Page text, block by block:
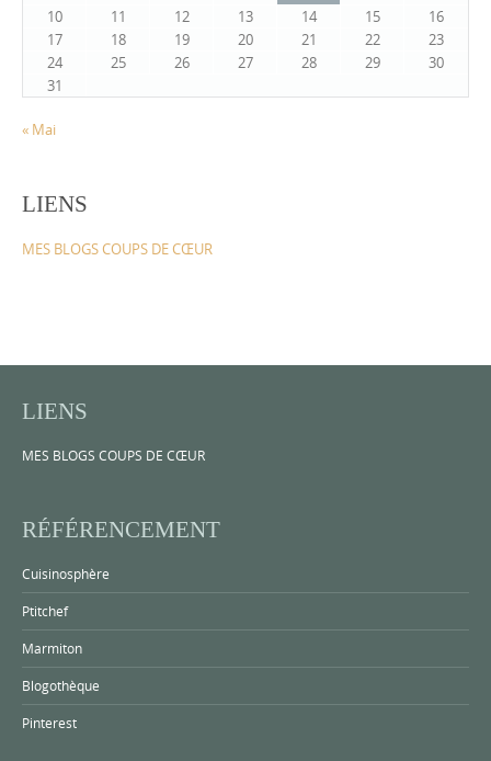
10
11 12 13 14 15
16
17
18 19 20 21 22
23
24
25 26 27 28 29
30
31
« Mai
LIENS
MES BLOGS COUPS DE CŒUR
LIENS
MES BLOGS COUPS DE CŒUR
RÉFÉRENCEMENT
Cuisinosphère
Ptitchef
Marmiton
Blogothèque
Pinterest